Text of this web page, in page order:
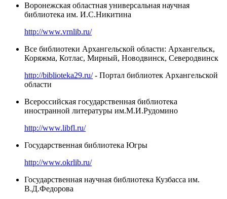
Воронежская областная универсальная научная
библиотека им. И.С.Никитина
http://www.vrnlib.ru/
Все библиотеки Архангельской области: Архангельск,
Коряжма, Котлас, Мирный, Новодвинск, Северодвинск
http://biblioteka29.ru/- Портал библиотек Архангельской
области
Всероссийская государственная библиотека
иностранной литературы им.М.И.Рудомино
http://www.libfl.ru/
Государственная библиотека Югры
http://www.okrlib.ru/
Государственная научная библиотека Кузбасса им.
В.Д.Федорова